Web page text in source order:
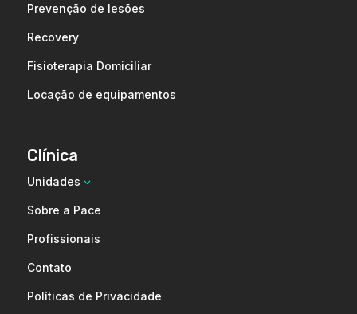
Prevenção de lesões
Recovery
Fisioterapia Domiciliar
Locação de equipamentos
Clínica
Unidades 3
Sobre a Pace
Profissionais
Contato
Políticas de Privacidade